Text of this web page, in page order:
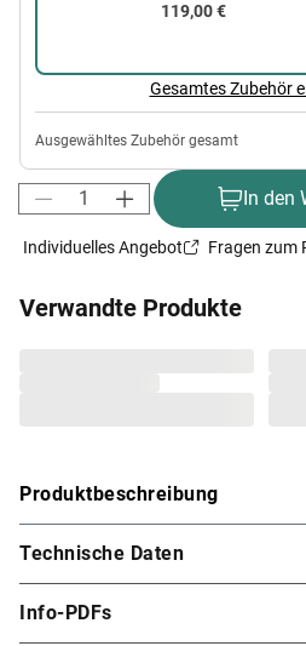
119,00 €
Gesamtes Zubehör
Ausgewähltes Zubehör gesamt
In den
Individuelles Angebot Fragen zum
Verwandte Produkte
Produktbeschreibung
KARIBU Saunahaus
Bio-Kombiofen mit externer
Die Wellness-Oase für Deinen
Technische Daten
Info-PDFs